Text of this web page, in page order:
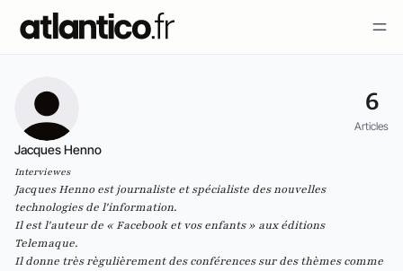
6
Articles
Jacques Henno
Interviewes
Jacques Henno est journaliste et spécialiste des nouvelles
technologies de l'information.
Il est l'auteur de « Facebook et vos enfants » aux éditions
Telemaque.
Il donne très règulièrement des conférences sur des thèmes comme